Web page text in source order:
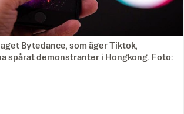
Bytedance, som äger Tiktok,
spårat demonstranter i Hongkong. Foto: